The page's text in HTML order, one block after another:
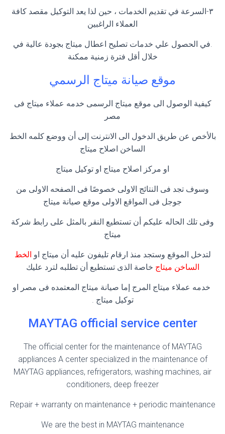
٣-السرعة في تقديم الخدمات ، حين لذا يعد التوكيل مقصد كافة
العملاء الراغبين
.في الحصول علي خدمات تصليح اعطال ميتاج بجودة عالية في
خلال أقل فترة زمنية ممكنة
موقع صيانة ميتاج الرسمي
كيفية الوصول الى موقع ميتاج الرسمى خدمه عملاء ميتاج فى
مصر
بالأخص عن طريق الدخول الى الانترنت إلى أن ووضع كلمه الخط
الساخن اصلاح ميتاج
او مركز اصلاح ميتاج او توكيل ميتاج
وسوف تجد فى النتائج الاولى خصوصًا فى الصفحه الاولى من
جوجل فى المواقع الاولى موقع صيانة ميتاج
وفى تلك الحاله عليكم أن تستطيع النقر بالمثل على رابط شركة
ميتاج
لتدخل الموقع وستجد منذ ارقام تليفون عليه أن ميتاج او الخط
الساخن ميتاج خاصة الذى تستطيع أن تطلبه لترد عليك
خدمه عملاء ميتاج المرج إما صيانة ميتاج المعتمده فى مصر او
توكيل ميتاج .
MAYTAG official service center
The official center for the maintenance of MAYTAG
appliances A center specialized in the maintenance of
MAYTAG appliances, refrigerators, washing machines, air
conditioners, deep freezer
Repair + warranty on maintenance + periodic maintenance
We are the best in MAYTAG maintenance